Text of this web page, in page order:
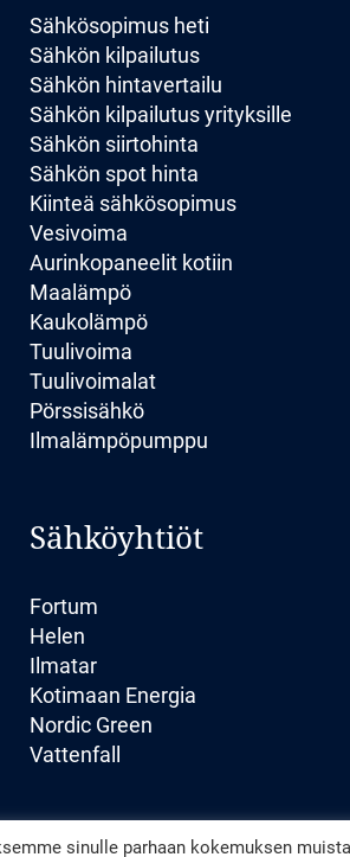
Sähkösopimus heti
Sähkön kilpailutus
Sähkön hintavertailu
Sähkön kilpailutus yrityksille
Sähkön siirtohinta
Sähkön spot hinta
Kiinteä sähkösopimus
Vesivoima
Aurinkopaneelit kotiin
Maalämpö
Kaukolämpö
Tuulivoima
Tuulivoimalat
Pörssisähkö
Ilmalämpöpumppu
Sähköyhtiöt
Fortum
Helen
Ilmatar
Kotimaan Energia
Nordic Green
Vattenfall
sinulle parhaan kokemuksen